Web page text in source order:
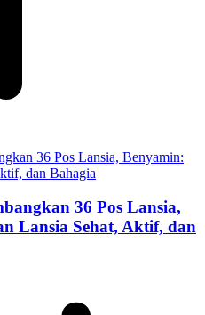
36 Pos Lansia,
Lansia Sehat, Aktif, dan